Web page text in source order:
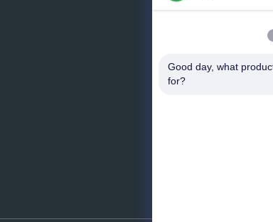
Good day, what
for?